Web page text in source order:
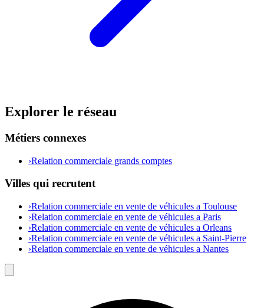
Explorer le réseau
Métiers connexes
›Relation commerciale grands comptes
Villes qui recrutent
›Relation commerciale en vente de véhicules a Toulouse
›Relation commerciale en vente de véhicules a Paris
›Relation commerciale en vente de véhicules a Orleans
›Relation commerciale en vente de véhicules a Saint-Pierre
›Relation commerciale en vente de véhicules a Nantes